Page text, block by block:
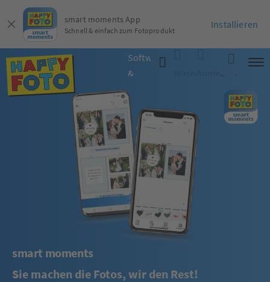
Software
&
WarenkorbAnmelden
Suche
smart moments
Sie machen die Fotos, wir den Rest!
smart moments App
Schnell & einfach zum Fotoprodukt
Installieren